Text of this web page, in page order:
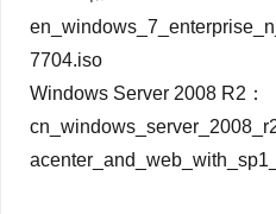
7704.iso
Windows Server 2008 R2：